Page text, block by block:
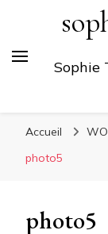
Sophie
Accueil
photo5
photo5